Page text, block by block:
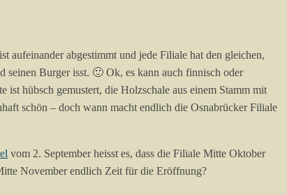
aufeinander abgestimmt und jede Filiale hat den gleichen,
seinen Burger isst. 🙂 Ok, es kann auch finnisch oder
ist hübsch gemustert, die Holzschale aus einem Stamm mit
schön – doch wann macht endlich die Osnabrücker Filiale
vom 2. September heisst es, dass die Filiale Mitte Oktober
November endlich Zeit für die Eröffnung?